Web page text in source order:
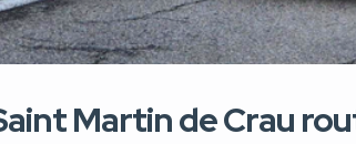
Martin de Crau